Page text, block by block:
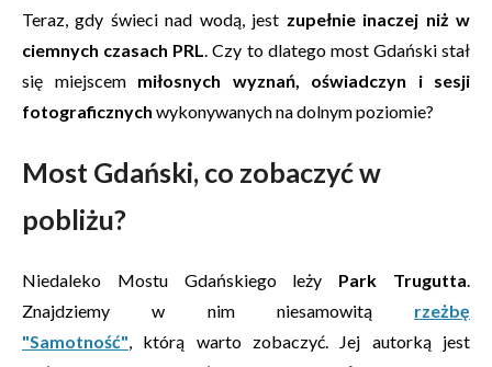
Teraz, gdy świeci nad wodą, jest zupełnie inaczej niż w
ciemnych czasach PRL. Czy to dlatego most Gdański stał
się miejscem miłosnych wyznań, oświadczyn i sesji
fotograficznych wykonywanych na dolnym poziomie?
Most Gdański, co zobaczyć w
pobliżu?
Niedaleko Mostu Gdańskiego leży Park Trugutta.
Znajdziemy w nim niesamowitą rzeżbę
"Samotność", którą warto zobaczyć. Jej autorką jest